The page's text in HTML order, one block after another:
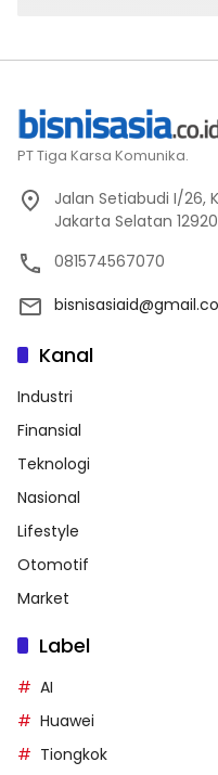
PT Tiga Karsa Komunika.
Jalan Setiabudi I/26,
Jakarta Selatan 12920
081574567070
Kanal
Industri
Finansial
Teknologi
Nasional
Lifestyle
Otomotif
Market
Label
AI
Huawei
Tiongkok